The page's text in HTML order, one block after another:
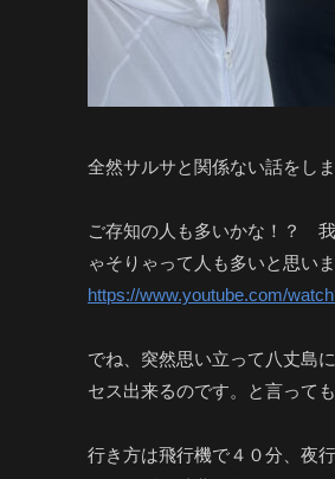
全然サルサと関係ない話をし
ご存知の人も多いかな！？
ゃそりゃって人も多いと思い
https://www.youtube.com/
でね、突然思い立って八丈島
セス出来るのです。と言って
行き方は飛行機で４０分、夜